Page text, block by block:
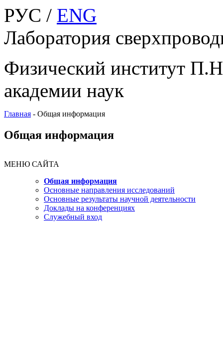
РУС / ENG
Лаборатория
Физический институт
академии наук
Главная - Общая информация
Общая информация
МЕНЮ САЙТА
Общая информация
Основные направления исследований
Основные результаты научной деятельности
Доклады на конференциях
Служебный вход